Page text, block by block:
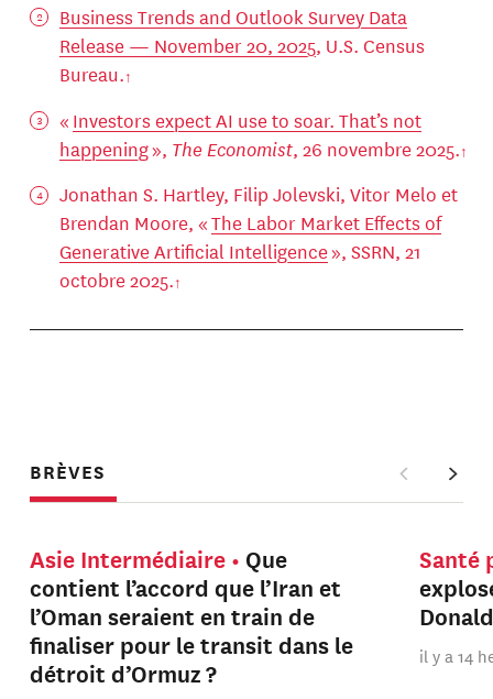
Business Trends and Outlook Survey Data
Release — November 20, 2025, U.S. Census
Bureau.
« Investors expect AI use to soar. That’s not
happening», The Economist, 26 novembre 2025.
Jonathan S. Hartley, Filip Jolevski, Vitor Melo et
Brendan Moore, «The Labor Market Effects of
Generative Artificial Intelligence», SSRN, 21
octobre 2025.
BRÈVES
Asie Intermédiaire
Que
contient l’accord que l’Iran et
l’Oman seraient en train de
finaliser pour le transit dans le
détroit d’Ormuz ?
Santé
il y a 14